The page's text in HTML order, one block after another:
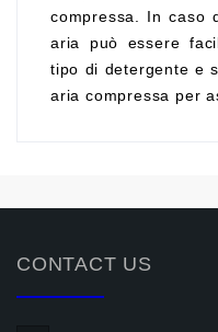
compressa. In caso
aria può essere
tipo di detergente e
aria compressa per
CONTACT US